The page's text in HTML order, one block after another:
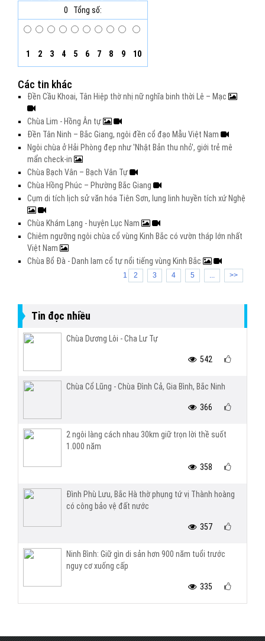
0
Tổng số:
1 2 3 4 5 6 7 8 9 10
Các tin khác
Đền Cầu Khoai, Tân Hiệp thờ nhị nữ nghĩa binh thời Lê – Mạc
Chùa Lim - Hồng Ân tự
Đền Tân Ninh – Bắc Giang, ngôi đền cổ đạo Mẫu Việt Nam
Ngôi chùa ở Hải Phòng đẹp như 'Nhật Bản thu nhỏ', giới trẻ mê
mẩn check-in
Chùa Bạch Vân – Bạch Vân Tự
Chùa Hồng Phúc – Phường Bắc Giang
Cụm di tích lịch sử văn hóa Tiên Sơn, lung linh huyền tích xứ Nghệ
Chùa Khám Lạng - huyện Lục Nam
Chiêm ngưỡng ngôi chùa cổ vùng Kinh Bắc có vườn tháp lớn nhất
Việt Nam
Chùa Bổ Đà - Danh lam cổ tự nổi tiếng vùng Kinh Bắc
1 2 3 4 5 ... >>
Tin đọc nhiều
Chùa Dương Lôi - Cha Lư Tự
542
Chùa Cổ Lũng - Chùa Đình Cả, Gia Bình, Bắc Ninh
366
2 ngôi làng cách nhau 30km giữ trọn lời thề suốt
1.000 năm
358
Đình Phù Lưu, Bắc Hà thờ phụng tứ vị Thành hoàng
có công bảo vệ đất nước
357
Ninh Bình: Giữ gìn di sản hơn 900 năm tuổi trước
nguy cơ xuống cấp
335